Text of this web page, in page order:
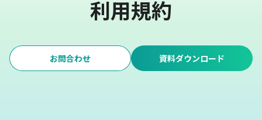
利用規約
お問合わせ 資料ダウンロード